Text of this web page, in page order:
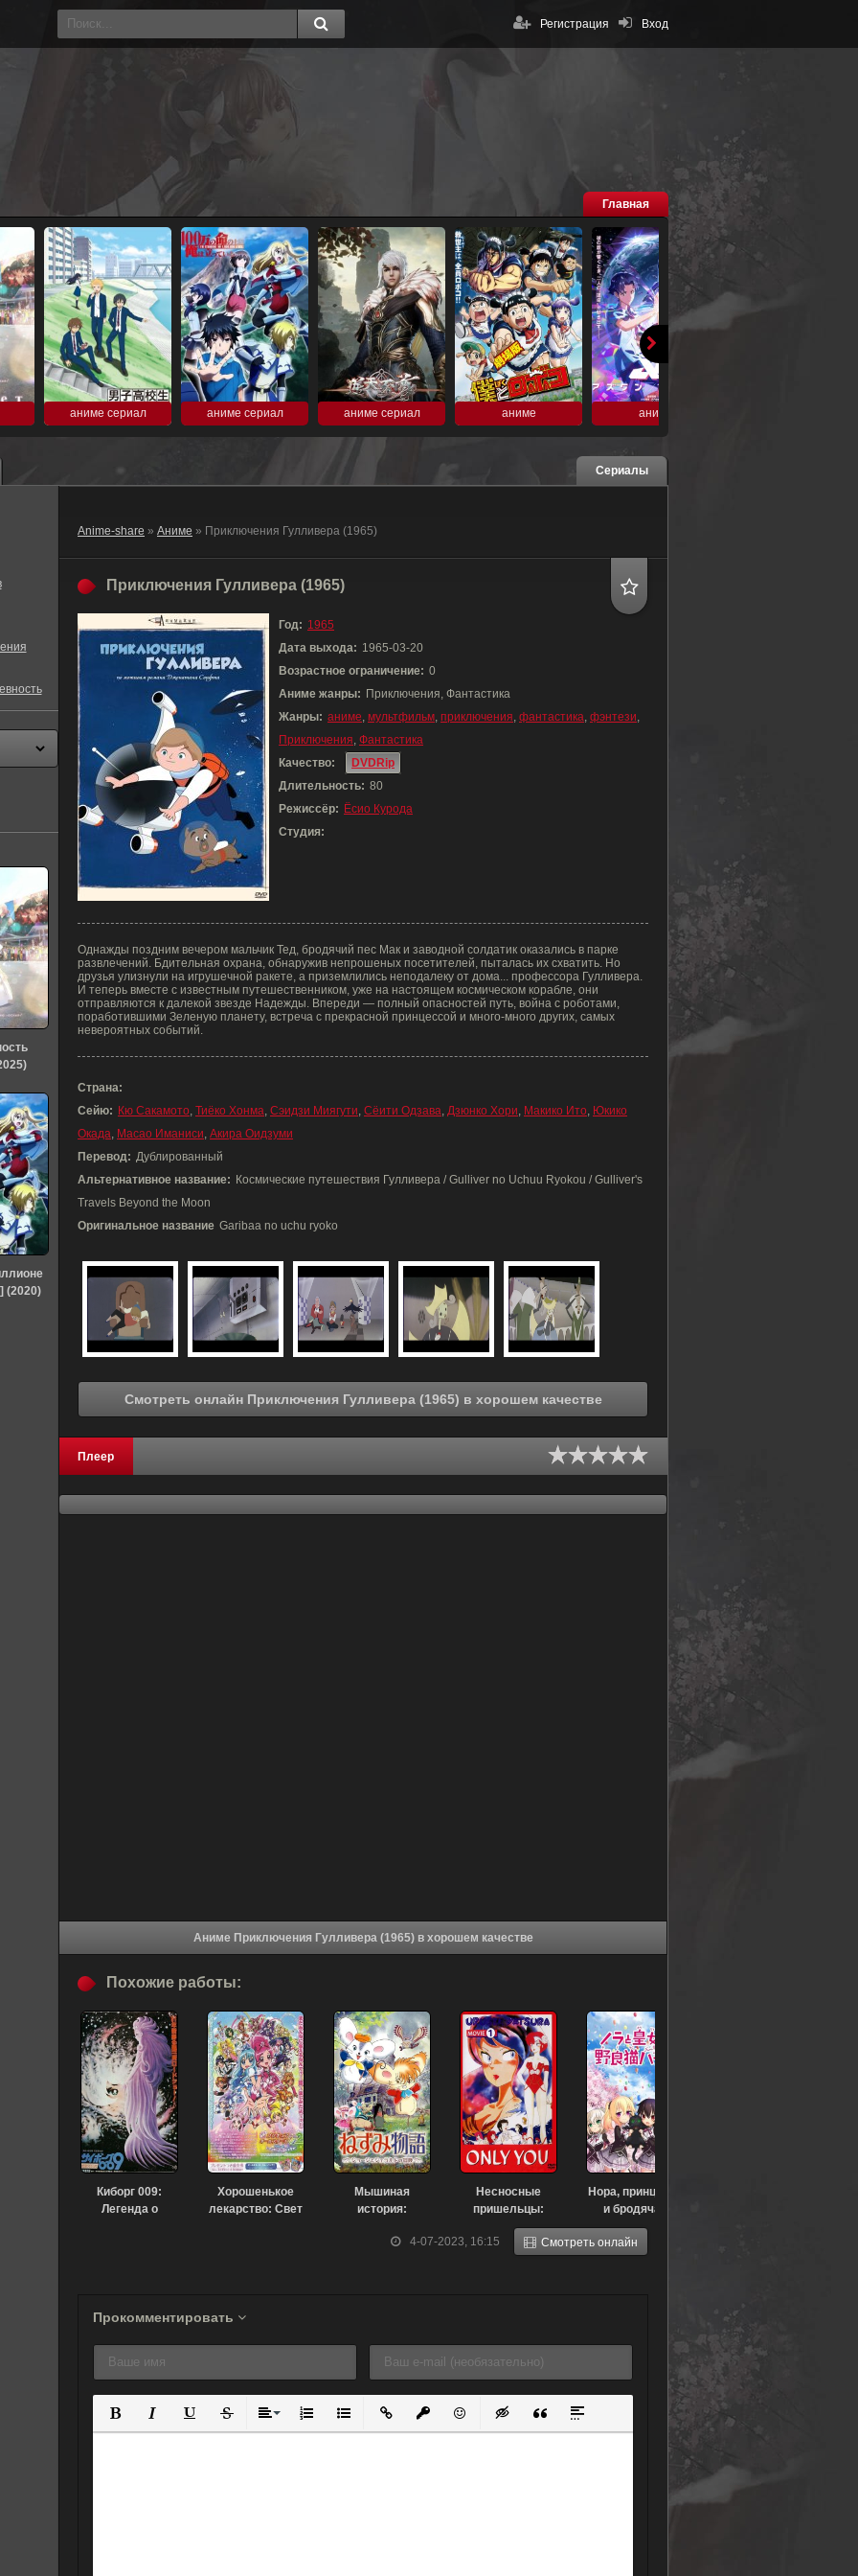
Вход
Регистрация
Главная
аниме сериал аниме сериал аниме сериал аниме аниме
Сериалы
Anime-share » Аниме » Приключения Гулливера (1965)
Приключения Гулливера (1965)
Год: 1965
Дата выхода: 1965-03-20
Возрастное ограничение: 0
Аниме жанры: Приключения, Фантастика
Жанры: аниме, мультфильм, приключения, фантастика, фэнтези,
Приключения, Фантастика
Качество:
DVDRip
Длительность: 80
Режиссёр: Ёсио Курода
Студия:
Однажды поздним вечером мальчик Тед, бродячий пес Мак и заводной солдатик оказались в парке
развлечений. Бдительная охрана, обнаружив непрошеных посетителей, пыталась их схватить. Но
друзья улизнули на игрушечной ракете, а приземлились неподалеку от дома... профессора Гулливера.
И теперь вместе с известным путешественником, уже на настоящем космическом корабле, они
отправляются к далекой звезде Надежды. Впереди — полный опасностей путь, война с роботами,
поработившими Зеленую планету, встреча с прекрасной принцессой и много-много других, самых
невероятных событий.
Страна:
Сейю: Кю Сакамото, Тиёко Хонма, Сэидзи Миягути, Сёити Одзава, Дзюнко Хори, Макико Ито, Юкико
Окада, Масао Иманиси, Акира Оидзуми
Перевод: Дублированный
Альтернативное название: Космические путешествия Гулливера / Gulliver no Uchuu Ryokou / Gulliver's
Travels Beyond the Moon
Оригинальное название Garibaa no uchu ryoko
Смотреть онлайн Приключения Гулливера (1965) в хорошем качестве
Плеер
Аниме Приключения Гулливера (1965) в хорошем качестве
4-07-2023, 16:15 Смотреть онлайн
Похожие работы:
Киборг 009:
Легенда о
Хорошенькое
лекарство: Свет
Мышиная
история:
Джорджа и
Несносные
пришельцы:
Только ты (1983)
Нора, принцесса
и бродячая
кошка (2017)
Прокомментировать
Полужирный
КурсивПодчеркнутый
ЗачеркнутыйВыравнивание
Нумерованный список
Маркированный список
Вставить ссылку
Вставить защищенную ссылку
Вставить смайлик
Вставка скрытого текста
Вставка цитаты
Вставка спойлера
(2020)